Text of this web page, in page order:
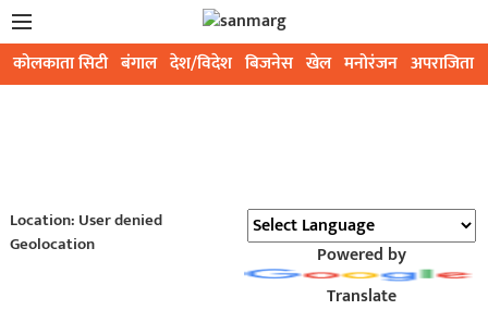
कोलकाता सिटी बंगाल देश/विदेश बिजनेस खेल मनोरंजन अपराजिता
Location: User denied
Geolocation
Powered by
Translate